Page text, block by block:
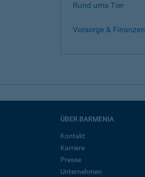
Rund ums Tier
Vorsorge & Finanzen
ÜBER BARMENIA
Kontakt
Karriere
Presse
Unternehmen